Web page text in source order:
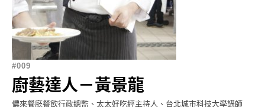
009
廚藝達人－黃景龍
儂來餐廳餐飲行政總監、太太好吃經主持人、台北城市科技大學講師